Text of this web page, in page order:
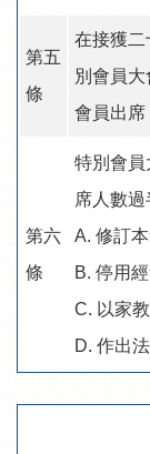
第五
條
在接獲二
別會員
會員出席
第六
條
特別會員
席人數
A. 修訂本
B. 停用
C. 以家
D. 作出